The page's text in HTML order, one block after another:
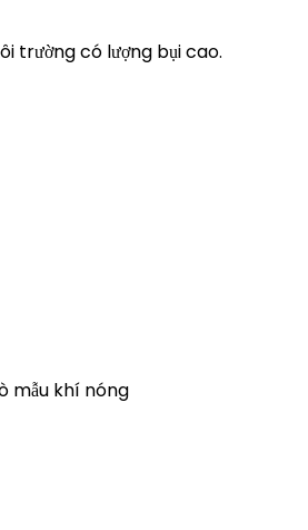
trường có lượng bụi cao.
mẫu khí nóng